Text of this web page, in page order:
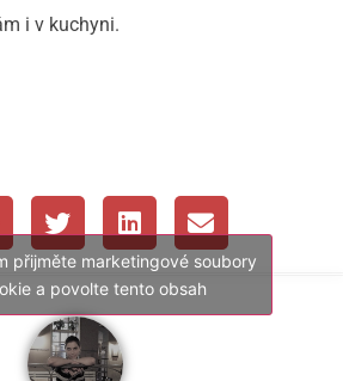
i v kuchyni.
přijměte marketingové soubory
a povolte tento obsah